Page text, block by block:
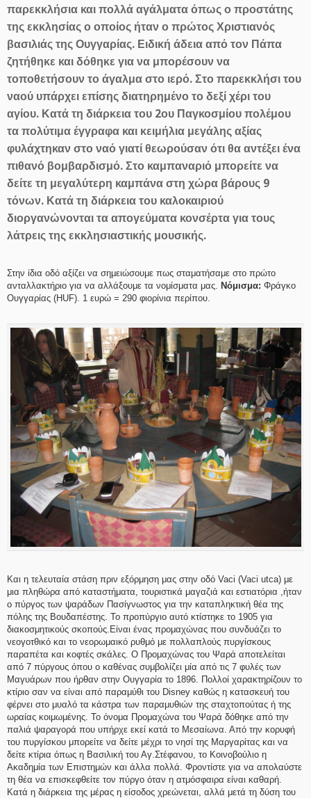
παρεκκλήσια και πολλά αγάλματα όπως ο προστάτης
της εκκλησίας ο οποίος ήταν ο πρώτος Χριστιανός
βασιλιάς της Ουγγαρίας. Ειδική άδεια από τον Πάπα
ζητήθηκε και δόθηκε για να μπορέσουν να
τοποθετήσουν το άγαλμα στο ιερό. Στο παρεκκλήσι του
ναού υπάρχει επίσης διατηρημένο το δεξί χέρι του
αγίου. Κατά τη διάρκεια του 2ου Παγκοσμίου πολέμου
τα πολύτιμα έγγραφα και κειμήλια μεγάλης αξίας
φυλάχτηκαν στο ναό γιατί θεωρούσαν ότι θα αντέξει ένα
πιθανό βομβαρδισμό. Στο καμπαναριό μπορείτε να
δείτε τη μεγαλύτερη καμπάνα στη χώρα βάρους 9
τόνων. Κατά τη διάρκεια του καλοκαιριού
διοργανώνονται τα απογεύματα κονσέρτα για τους
λάτρεις της εκκλησιαστικής μουσικής.
Στην ίδια οδό αξίζει να σημειώσουμε πως σταματήσαμε στο πρώτο
ανταλλακτήριο για να αλλάξουμε τα νομίσματα μας. Νόμισμα: Φράγκο
Ουγγαρίας (HUF). 1 ευρώ = 290 φιορίνια περίπου.
Και η τελευταία στάση πριν εξόρμηση μας στην οδό Vaci (Vaci utca) με
μια πληθώρα από καταστήματα, τουριστικά μαγαζιά και εστιατόρια ,ήταν
ο πύργος των ψαράδων Πασίγνωστος για την καταπληκτική θέα της
πόλης της Βουδαπέστης. Το προπύργιο αυτό κτίστηκε το 1905 για
διακοσμητικούς σκοπούς.Είναι ένας προμαχώνας που συνδυάζει το
νεογοτθικό και το νεορωμαικό ρυθμό με πολλαπλούς πυργίσκους
παραπέτα και κοφτές σκάλες. Ο Προμαχώνας του Ψαρά αποτελείται
από 7 πύργους όπου ο καθένας συμβολίζει μία από τις 7 φυλές των
Μαγυάρων που ήρθαν στην Ουγγαρία το 1896. Πολλοί χαρακτηρίζουν το
κτίριο σαν να είναι από παραμύθι του Disney καθώς η κατασκευή του
φέρνει στο μυαλό τα κάστρα των παραμυθιών της σταχτοπούτας ή της
ωραίας κοιμωμένης. Το όνομα Προμαχώνα του Ψαρά δόθηκε από την
παλιά ψαραγορά που υπήρχε εκεί κατά το Μεσαίωνα. Από την κορυφή
του πυργίσκου μπορείτε να δείτε μέχρι το νησί της Μαργαρίτας και να
δείτε κτίρια όπως η Βασιλική του Αγ.Στέφανου, το Κοινοβούλιο η
Ακαδημία των Επιστημών και άλλα πολλά. Φροντίστε για να απολαύστε
τη θέα να επισκεφθείτε τον πύργο όταν η ατμόσφαιρα είναι καθαρή.
Κατά η διάρκεια της μέρας η είσοδος χρεώνεται, αλλά μετά τη δύση του